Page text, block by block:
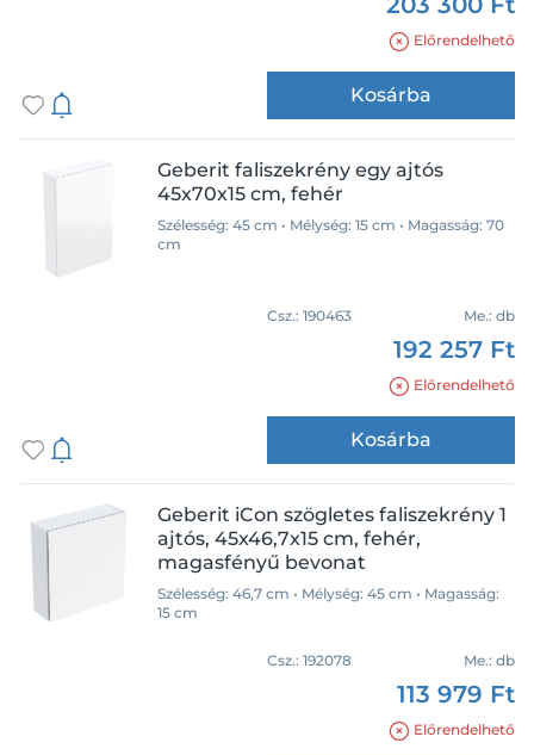
Előrendelhető
Kosárba
Geberit faliszekrény egy ajtós
45x70x15 cm, fehér
Szélesség: 45 cm • Mélység: 15 cm • Magasság: 70
cm
Csz.: 190463 Me.: db
192 257 Ft
Előrendelhető
Kosárba
Geberit iCon szögletes faliszekrény 1
ajtós, 45x46,7x15 cm, fehér,
magasfényű bevonat
Szélesség: 46,7 cm • Mélység: 45 cm • Magasság:
15 cm
Csz.: 192078 Me.: db
113 979 Ft
Előrendelhető